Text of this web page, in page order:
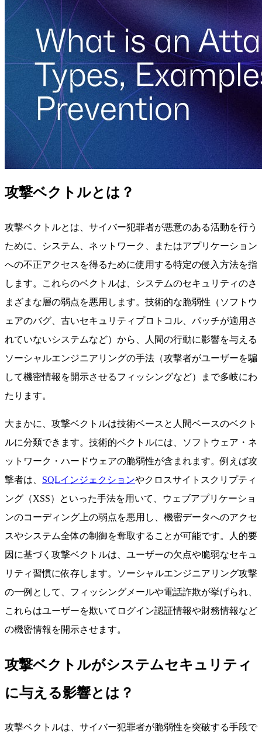
攻撃ベクトルとは？
攻撃ベクトルとは、サイバー犯罪者が悪意のある活動を行う
ために、システム、ネットワーク、またはアプリケーション
への不正アクセスを得るために使用する特定の侵入方法を指
します。これらのベクトルは、システムのセキュリティのさ
まざまな層の弱点を悪用します。技術的な脆弱性（ソフトウ
ェアのバグ、古いセキュリティプロトコル、パッチが適用さ
れていないシステムなど）から、人間の行動に影響を与える
ソーシャルエンジニアリングの手法（攻撃者がユーザーを騙
して機密情報を開示させるフィッシングなど）まで多岐にわ
たります。
大まかに、攻撃ベクトルは技術ベースと人間ベースのベクト
ルに分類できます。技術的ベクトルには、ソフトウェア・ネ
ットワーク・ハードウェアの脆弱性が含まれます。例えば攻
撃者は、 SQLインジェクションやクロスサイトスクリプティ
ング（XSS）といった手法を用いて、ウェブアプリケーショ
ンのコーディング上の弱点を悪用し、機密データへのアクセ
スやシステム全体の制御を奪取することが可能です。人的要
因に基づく攻撃ベクトルは、ユーザーの欠点や脆弱なセキュ
リティ習慣に依存します。ソーシャルエンジニアリング攻撃
の一例として、フィッシングメールや電話詐欺が挙げられ、
これらはユーザーを欺いてログイン認証情報や財務情報など
の機密情報を開示させます。
攻撃ベクトルがシステムセキュリティ
に与える影響とは？
攻撃ベクトルは、サイバー犯罪者が脆弱性を突破する手段で